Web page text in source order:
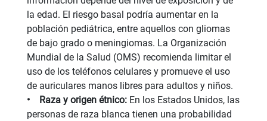
la edad. El riesgo basal podría aumentar en la
población pediátrica, entre aquellos con gliomas
de bajo grado o meningiomas. La Organización
Mundial de la Salud (OMS) recomienda limitar el
uso de los teléfonos celulares y promueve el uso
de auriculares manos libres para adultos y niños.
• Raza y origen étnico: En los Estados Unidos, las
personas de raza blanca tienen una probabilidad